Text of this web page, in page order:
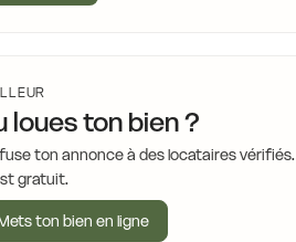
loues ton bien ?
ton annonce à des locataires vérifiés.
gratuit.
ton bien en ligne